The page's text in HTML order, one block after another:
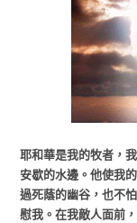
耶和華是我的牧者，
安歇的水邊。他使我
過死蔭的幽谷，也不
慰我。在我敵人面前